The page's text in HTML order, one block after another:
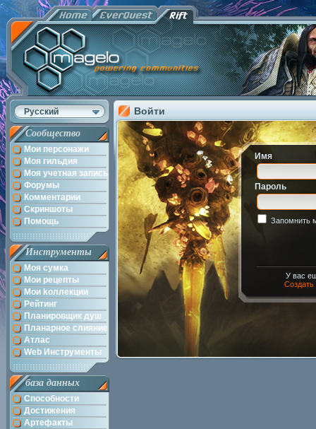
Русский
Сообщество
Мои персонажи
Моя гильдия
Моя учетная запись
Форумы
Комментарии
Скриншоты
Помощь
Инструменты
Моя сумка
Мои рецепты
Мои kоллекции
Рейтинг
Планировщик душ
Планарное слияние
Атлас
Web Инструменты
база данных
Способности
Достижения
Артефакты
Войти
Имя
Пароль
Запомнить
У вас
Создать